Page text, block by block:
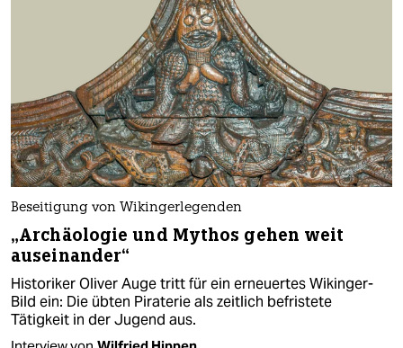
Beseitigung von Wikingerlegenden
„Archäologie und Mythos gehen weit
auseinander“
Historiker Oliver Auge tritt für ein erneuertes Wikinger-
Bild ein: Die übten Piraterie als zeitlich befristete
Tätigkeit in der Jugend aus.